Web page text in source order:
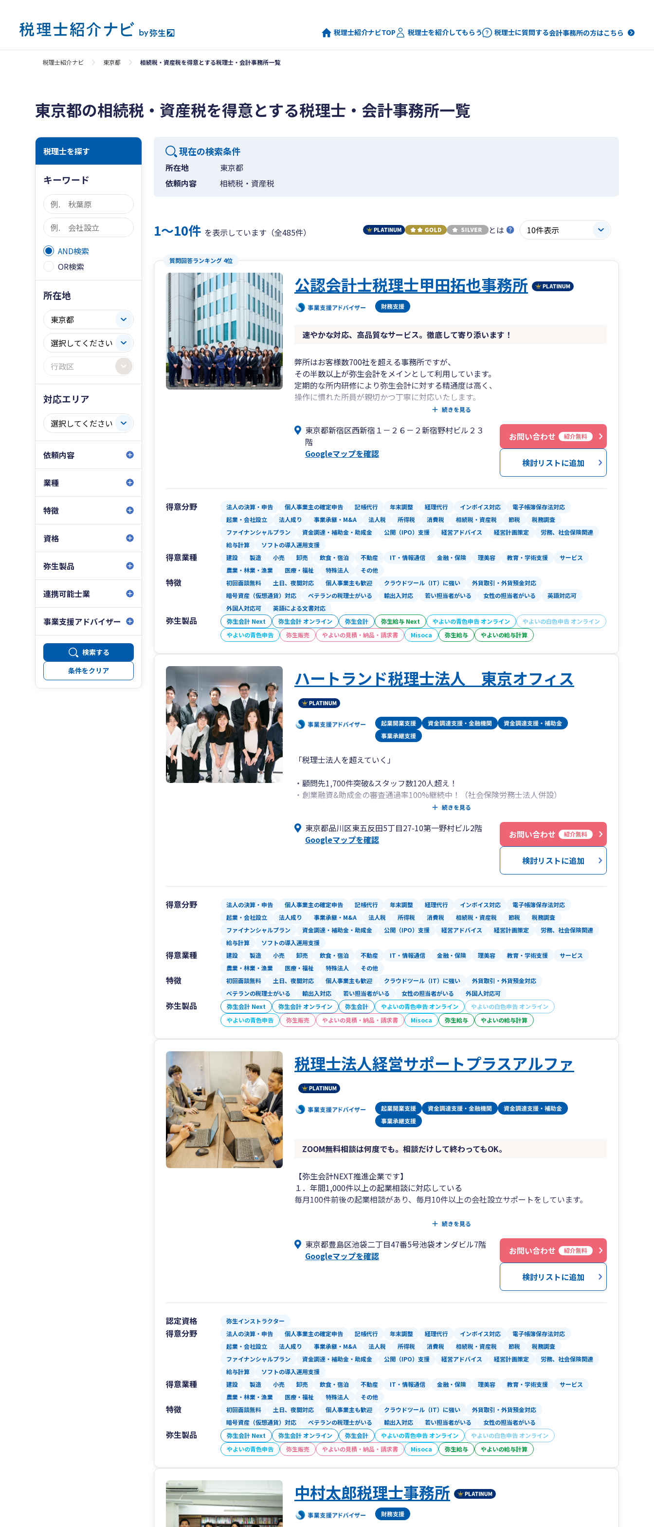
税理士紹介ナビTOP 税理士を紹介してもらう 税理士に質問する会計事務所の方はこちら
税理士紹介ナビ 東京都 相続税・資産税を得意とする税理士・会計事務所一覧
東京都の相続税・資産税を得意とする税理士・会計事務所一覧
税理士を探す
キーワード
AND検索
OR検索
所在地
対応エリア
依頼内容
業種
特徴
資格
弥生製品
連携可能士業
事業支援アドバイザー
検索する
条件をクリア
現在の検索条件
所在地
東京都
依頼内容
相続税・資産税
1〜10件 を表示しています（全485件） とは
質問回答ランキング 4位
公認会計士税理士甲田拓也事務所
速やかな対応、高品質なサービス。徹底して寄り添います！
弊所はお客様数700社を超える事務所ですが、
その半数以上が弥生会計をメインとして利用しています。
定期的な所内研修により弥生会計に対する精通度は高く、
操作に慣れた所員が親切かつ丁寧に対応いたします。
企業の会計・税務対応のみならず、
財務コンサル、融資・補助金申請支援なども対応可能です。
新宿野村ビルに拠点を構える事務所です。
これまで様々な形で関与した顧客数は1,000社を超えます。
弊所はスタートアップ期に強い事務所として有名ですが、
代表が税理士・公認会計士であることから
スタートアップ期、IPO期、上場後までと
すべての段階の関与がしっかりとできる数少ない会計事務所で、
IPO期のお客様や上場企業のお客様も多数おります。
一人社長の会社から大企業まで幅広く、
また、さまざまな業種にも対応いたします。
業界でもトップクラスの知識と経験のあるスタッフが御社の担当として付き、
貴社にご負担をかけずにサポートいたします。
また、些細な不明点やご相談ごとなども
いつでも迅速かつ親切丁寧に対応いたします。（週末対応も可。）
LINE、chatwork、slackなどのSNSも使用しております。
お客様ファーストで寄り添った対応を
全社員一同で心がけております。
税務調査については、
弊所代表の甲田は業界でも指折りの交渉力を持っており、
会社様の立場に立ってしっかりと対応いたします。
任せて安心の弊所までぜひお気軽にお問い合わせください。
続きを見る
東京都新宿区西新宿１－２６－２新宿野村ビル２３
階
Googleマップを確認
お問い合わせ 紹介無料
検討リストに追加
得意分野 法人の決算・申告 個人事業主の確定申告 記帳代行 年末調整 経理代行 インボイス対応
電子帳簿保存法対応
起業・会社設立
法人成り 事業承継・M&A 法人税 所得税 消費税 相続税・資産税 節税
税務調査
ファイナンシャルプラン
資金調達・補助金・助成金 公開（IPO）支援 経営アドバイス 経営計画策定
労務、社会保険関連
給与計算
ソフトの導入運用支援
得意業種 建設 製造 小売 卸売 飲食・宿泊 不動産 IT・情報通信 金融・保険 理美容 教育・学術支援
サービス
農業・林業・漁業
医療・福祉 特殊法人 その他
特徴 初回面談無料 土日、夜間対応 個人事業主も歓迎 クラウドツール（IT）に強い
外貨取引・外貨預金対応
暗号資産（仮想通貨）対応
ベテランの税理士がいる 輸出入対応 若い担当者がいる 女性の担当者がいる
英語対応可
外国人対応可
英語による文書対応
弥生製品 弥生会計 Next 弥生会計 オンライン 弥生会計 弥生給与 Next やよいの青色申告 オンライン
やよいの白色申告 オンライン
やよいの青色申告
弥生販売 やよいの見積・納品・請求書 Misoca 弥生給与 やよいの給与計算
ハートランド税理士法人 東京オフィス
「税理士法人を超えていく」
・顧問先1,700件突破&スタッフ数120人超え！
・創業融資&助成金の審査通過率100%継続中！（社会保険労務士法人併設）
・会社設立代行は顧問契約で代行手数料14万円が無料！（登記は司法書士が行います）
定アドバイザー）
・スタートアップの創業支援から売上数百億円規模の大企業の事業承継まで対応可能！
ハートランド税理士法人（本社：大阪府北区）は、どこの税理士事務所でもエースとなれ
る高度な専門知識とコミュニケーション能力を兼ね備えた人材が、中小企業向けに税務サ
ービスを展開する稀有な税理士法人です。
特に「資金調達」「創業支援」「クラウド会計導入支援」「大企業の税務顧問」などを得
意としており、中でも資金調達は、社会保険労務士法人併設のため、融資や補助金から助
成金までワンストップで対応いたします。
税務顧問や会社設立はもちろん、税務調査対策や相続対策、事業承継などの特殊業務ま
で、経営に関わることであれば何でもお気軽にご相談ください。
続きを見る
東京都品川区東五反田5丁目27-10第一野村ビル2階
Googleマップを確認
お問い合わせ 紹介無料
検討リストに追加
得意分野 法人の決算・申告 個人事業主の確定申告 記帳代行 年末調整 経理代行 インボイス対応
電子帳簿保存法対応
起業・会社設立
法人成り 事業承継・M&A 法人税 所得税 消費税 相続税・資産税 節税
税務調査
ファイナンシャルプラン
資金調達・補助金・助成金 公開（IPO）支援 経営アドバイス 経営計画策定
労務、社会保険関連
給与計算
ソフトの導入運用支援
得意業種 建設 製造 小売 卸売 飲食・宿泊 不動産 IT・情報通信 金融・保険 理美容 教育・学術支援
サービス
農業・林業・漁業
医療・福祉 特殊法人 その他
特徴 初回面談無料 土日、夜間対応 個人事業主も歓迎 クラウドツール（IT）に強い
外貨取引・外貨預金対応
ベテランの税理士がいる
輸出入対応 若い担当者がいる 女性の担当者がいる 外国人対応可
弥生製品 弥生会計 Next 弥生会計 オンライン 弥生会計 やよいの青色申告 オンライン
やよいの白色申告 オンライン
やよいの青色申告
弥生販売 やよいの見積・納品・請求書 Misoca 弥生給与 やよいの給与計算
税理士法人経営サポートプラスアルファ
ZOOM無料相談は何度でも。相談だけして終わってもOK。
【弥生会計NEXT推進企業です】
１．年間1,000件以上の起業相談に対応している
毎月100件前後の起業相談があり、毎月10件以上の会社設立サポートをしています。
相談の内容としては「会社設立すべきか相談したい」ということや「会社設立の手続きを
法人化したい」「とにかく社長になりたい。しかし事業内容は決まってない」など相談の
内容は様々です。
毎月多くのお客様からお問合せを頂きますが、全国対応できているのはお問合せ時に
LINE（ライン）やオンライン面談としてZOOM（ズーム）やGoogle Meet（グーグルミー
オンライン面談では私どもの顔を見えるようにして、画面共有するなどしながら臨場感あ
る形でサポートしております。
お客様から「直接会ったことはないけど、本当にパートナーのようです。」とおっしゃっ
て頂けたことが本当に嬉しく、いつでも気軽に相談できる存在であると決めてお客様に関
わっております。
3.税理士法人経営サポート「プラスアルファ」
起業したばかりのスタートアップの方の税務や会計だけではなく、下記のこともサポート
可能です。
・税務会計の顧問
・資金繰り顧問（将来の現預金残高を把握して定期的に重要な経営判断する役目を担いま
す）
・補助金サポート
・内装工事ローンを活用した資金調達（税理士法人でこの仕組みを持っているのは恐らく
当社が唯一であると自負しております。）
続きを見る
東京都豊島区池袋二丁目47番5号池袋オンダビル7階
Googleマップを確認
お問い合わせ 紹介無料
検討リストに追加
認定資格 弥生インストラクター
得意分野 法人の決算・申告 個人事業主の確定申告 記帳代行 年末調整 経理代行 インボイス対応
電子帳簿保存法対応
起業・会社設立
法人成り 事業承継・M&A 法人税 所得税 消費税 相続税・資産税 節税
税務調査
ファイナンシャルプラン
資金調達・補助金・助成金 公開（IPO）支援 経営アドバイス 経営計画策定
労務、社会保険関連
給与計算
ソフトの導入運用支援
得意業種 建設 製造 小売 卸売 飲食・宿泊 不動産 IT・情報通信 金融・保険 理美容 教育・学術支援
サービス
農業・林業・漁業
医療・福祉 特殊法人 その他
特徴 初回面談無料 土日、夜間対応 個人事業主も歓迎 クラウドツール（IT）に強い
外貨取引・外貨預金対応
暗号資産（仮想通貨）対応
ベテランの税理士がいる 輸出入対応 若い担当者がいる 女性の担当者がいる
弥生製品 弥生会計 Next 弥生会計 オンライン 弥生会計 やよいの青色申告 オンライン
やよいの白色申告 オンライン
やよいの青色申告
弥生販売 やよいの見積・納品・請求書 Misoca 弥生給与 やよいの給与計算
中村太郎税理士事務所